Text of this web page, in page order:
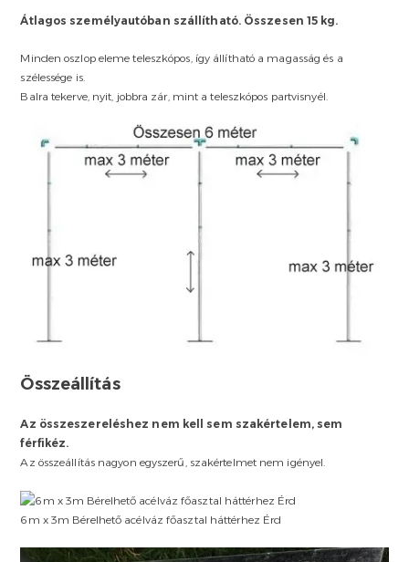
Átlagos személyautóban szállítható. Összesen 15 kg.
Minden oszlop eleme teleszkópos, így állítható a magasság és a
szélessége is.
Balra tekerve, nyit, jobbra zár, mint a teleszkópos partvisnyél.
Összeállítás
Az összeszereléshez nem kell sem szakértelem, sem
férfikéz.
Az összeállítás nagyon egyszerű, szakértelmet nem igényel.
6m x 3m Bérelhető acélváz főasztal háttérhez Érd